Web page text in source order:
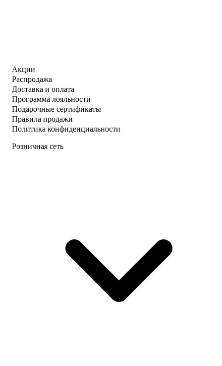
Акции
Распродажа
Доставка и оплата
Программа лояльности
Подарочные сертификаты
Правила продажи
Политика конфиденциальности
Розничная сеть